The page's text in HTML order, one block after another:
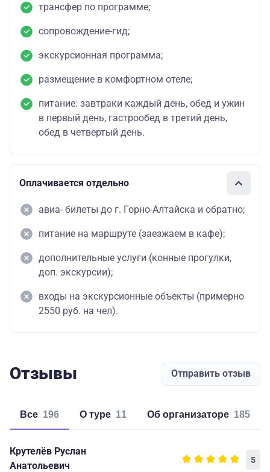
трансфер по программе;
сопровождение-гид;
экскурсионная программа;
размещение в комфортном отеле;
питание: завтраки каждый день, обед и ужин
в первый день, гастрообед в третий день,
обед в четвертый день.
Оплачивается отдельно
авиа- билеты до г. Горно-Алтайска и обратно;
питание на маршруте (заезжаем в кафе);
дополнительные услуги (конные прогулки,
доп. экскурсии);
входы на экскурсионные объекты (примерно
2550 руб. на чел).
Отзывы Отправить отзыв
Все 196 о туре 11 об организаторе 185
Крутелёв Руслан
Анатольевич
5